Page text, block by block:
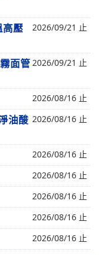
壓
2026/09/21 止
面管2026/09/21 止
2026/08/16 止
油酸 2026/08/16 止
2026/08/16 止
2026/08/16 止
2026/08/16 止
2026/08/16 止
2026/08/16 止